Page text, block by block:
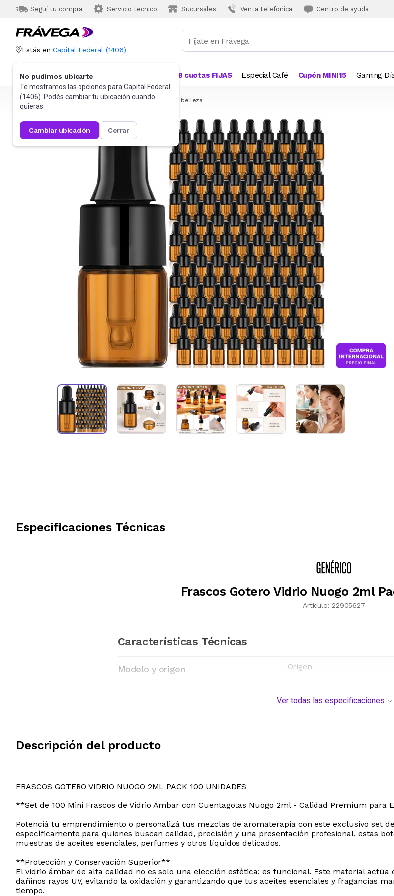
Seguí tu compra Servicio técnico Sucursales Venta telefónica Centro de ayuda
Estás en Capital Federal (1406)
No pudimos ubicarte
Te mostramos las opciones para Capital Federal
(1406). Podés cambiar tu ubicación cuando
quieras.
cambiar ubicación cerrar
Categorías Más Vendidos 18 cuotas FIJAS Especial Café Cupón MINI15 Gaming
Frávega Belleza y Cuidado Corporal Accesorios de belleza
Especificaciones Técnicas
Frascos Gotero Vidrio Nuogo 2ml
Artículo: 22905627
Características Técnicas
Modelo y origen Origen
Ver todas las especificaciones
Descripción del producto
FRASCOS GOTERO VIDRIO NUOGO 2ML PACK 100 UNIDADES
**Set de 100 Mini Frascos de Vidrio Ámbar con Cuentagotas Nuogo 2ml - Calidad Premium para
Potenciá tu emprendimiento o personalizá tus mezclas de aromaterapia con este exclusivo set
específicamente para quienes buscan calidad, precisión y una presentación profesional, estas
muestras de aceites esenciales, perfumes y otros líquidos delicados.
**Protección y Conservación Superior**
El vidrio ámbar de alta calidad no es solo una elección estética; es funcional. Este material
dañinos rayos UV, evitando la oxidación y garantizando que tus aceites esenciales y fragancias
tiempo.